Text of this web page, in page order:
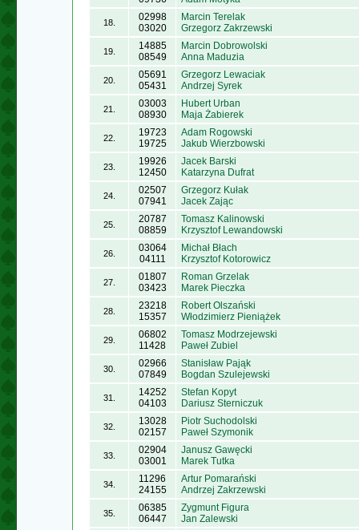
18.
02998
03020
Marcin Terelak
Grzegorz Zakrzewski
19.
14885
08549
Marcin Dobrowolski
Anna Maduzia
20.
05691
05431
Grzegorz Lewaciak
Andrzej Syrek
21.
03003
08930
Hubert Urban
Maja Żabierek
22.
19723
19725
Adam Rogowski
Jakub Wierzbowski
23.
19926
12450
Jacek Barski
Katarzyna Dufrat
24.
02507
07941
Grzegorz Kułak
Jacek Zając
25.
20787
08859
Tomasz Kalinowski
Krzysztof Lewandowski
26.
03064
04111
Michał Błach
Krzysztof Kotorowicz
27.
01807
03423
Roman Grzelak
Marek Pieczka
28.
23218
15357
Robert Olszański
Włodzimierz Pieniążek
29.
06802
11428
Tomasz Modrzejewski
Paweł Zubiel
30.
02966
07849
Stanisław Pająk
Bogdan Szulejewski
31.
14252
04103
Stefan Kopyt
Dariusz Sterniczuk
32.
13028
02157
Piotr Suchodolski
Paweł Szymonik
33.
02904
03001
Janusz Gawęcki
Marek Tutka
34.
11296
24155
Artur Pomarański
Andrzej Zakrzewski
35.
06385
06447
Zygmunt Figura
Jan Zalewski